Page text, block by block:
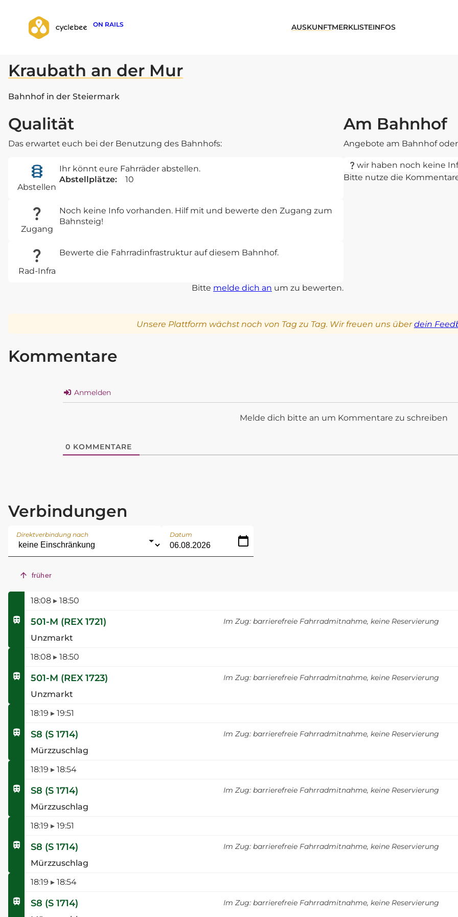
ON RAILS AUSKUNFTMERKLISTEINFOS
zurück zur Suche
Kraubath an der Mur
Bahnhof in der Steiermark
Qualität
Das erwartet euch bei der Benutzung des Bahnhofs:
Abstellen
Ihr könnt eure Fahrräder abstellen.
Abstellplätze:
10
Zugang
Noch keine Info vorhanden. Hilf mit und bewerte den Zugang zum
Bahnsteig!
Rad-Infra
Bewerte die Fahrradinfrastruktur auf diesem Bahnhof.
Bitte melde dich an um zu bewerten.
Am Bahnhof
Angebote am Bahnhof
wir haben noch keine
Bitte nutze die
Unsere Plattform wächst noch von Tag zu Tag. Wir freuen uns überdein
Kommentare
Anmelden
Melde dich bitte an um Kommentare zu schreiben
0 KOMMENTARE
Verbindungen
Direktverbindung nach Datum
früher
18:08 ▸ 18:50
501-M (REX 1721)
Unzmarkt
Im Zug: barrierefreie Fahrradmitnahme, keine Reservierung
18:08 ▸ 18:50
501-M (REX 1723)
Unzmarkt
Im Zug: barrierefreie Fahrradmitnahme, keine Reservierung
18:19 ▸ 19:51
S8 (S 1714)
Mürzzuschlag
Im Zug: barrierefreie Fahrradmitnahme, keine Reservierung
18:19 ▸ 18:54
S8 (S 1714)
Mürzzuschlag
Im Zug: barrierefreie Fahrradmitnahme, keine Reservierung
18:19 ▸ 19:51
S8 (S 1714)
Mürzzuschlag
Im Zug: barrierefreie Fahrradmitnahme, keine Reservierung
18:19 ▸ 18:54
S8 (S 1714)
Im Zug: barrierefreie Fahrradmitnahme, keine Reservierung